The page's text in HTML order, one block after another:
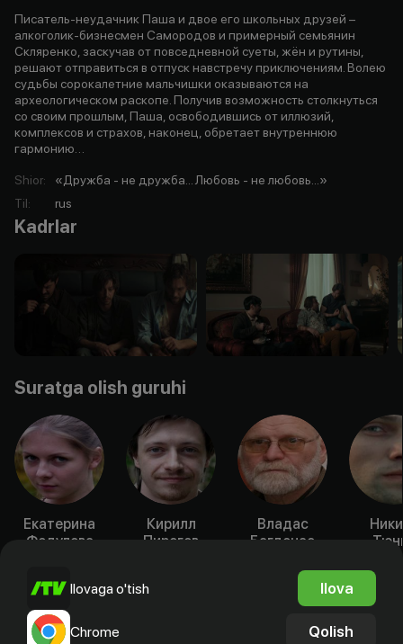
Писатель-неудачник Паша и двое его школьных друзей –
алкоголик-бизнесмен Самородов и примерный семьянин
Скляренко, заскучав от повседневной суеты, жён и рутины,
решают отправиться в отпуск навстречу приключениям. Волею
судьбы сорокалетние мальчишки оказываются на
археологическом раскопе. Получив возможность столкнуться
со своим прошлым, Паша, освободившись от иллюзий,
комплексов и страхов, наконец, обретает внутреннюю
гармонию…
Shior:
«Дружба - не дружба... Любовь - не любовь...»
Til: rus
Kadrlar
Suratga olish guruhi
Екатерина
Федулова
Кирилл
Пирогов
Владас
Багдонас
Ilovaga o'tish Ilova
Chrome Qolish